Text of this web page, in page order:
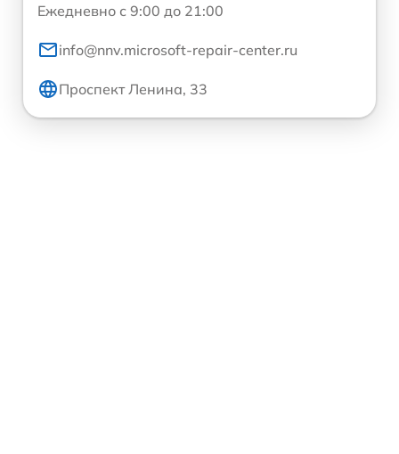
Ежедневно с 9:00 до 21:00
info@nnv.microsoft-repair-center.ru
Проспект Ленина, 33